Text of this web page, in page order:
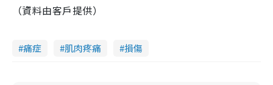
（資料由客戶提供）
痛症 肌肉疼痛 損傷